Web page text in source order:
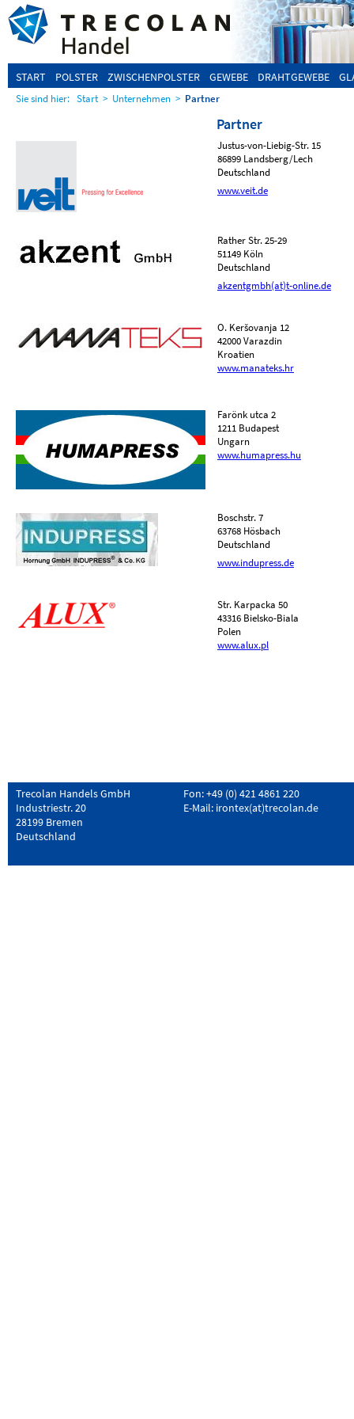
START POLSTER ZWISCHENPOLSTER GEWEBE DRAHTGEWEBE
Sie sind hier: Start > Unternehmen > Partner
Partner
Justus-von-Liebig-Str. 15
86899 Landsberg/Lech
Deutschland
www.veit.de
Rather Str. 25-29
51149 Köln
Deutschland
akzentgmbh(at)t-online.de
O. Keršovanja 12
42000 Varazdin
Kroatien
www.manateks.hr
Farönk utca 2
1211 Budapest
Ungarn
www.humapress.hu
Boschstr. 7
63768 Hösbach
Deutschland
www.indupress.de
Str. Karpacka 50
43316 Bielsko-Biala
Polen
www.alux.pl
Trecolan Handels GmbH
Industriestr. 20
28199 Bremen
Deutschland
Fon: +49 (0) 421 4861 220
E-Mail: irontex(at)trecolan.de